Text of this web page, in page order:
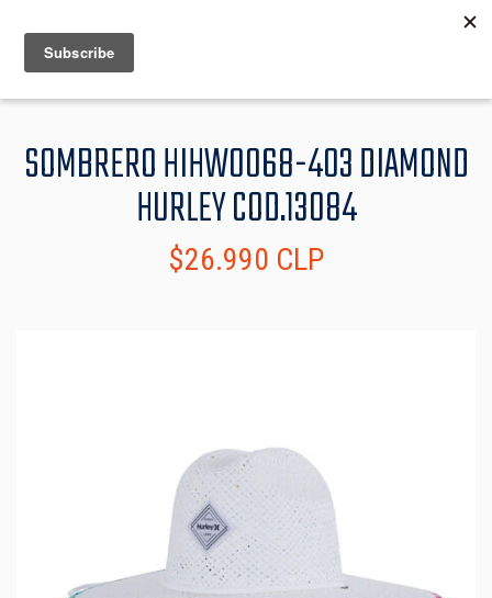
MENU
SOMBRERO HIHW0068-403 DIAMOND
HURLEY COD.13084
$26.990 CLP